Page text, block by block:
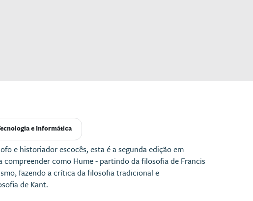
e Informática
e historiador escocês, esta é a segunda edição em
como Hume - partindo da filosofia de Francis
fazendo a crítica da filosofia tradicional e
de Kant.